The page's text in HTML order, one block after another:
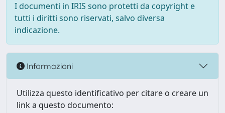
I documenti in IRIS sono protetti da copyright e
tutti i diritti sono riservati, salvo diversa
indicazione.
Informazioni
Utilizza questo identificativo per citare o creare un
link a questo documento: